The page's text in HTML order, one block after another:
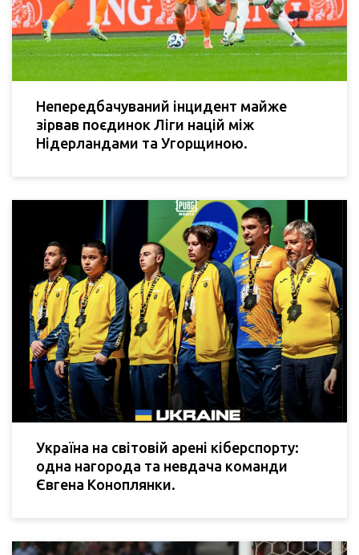
Непередбачуваний інцидент майже
зірвав поєдинок Ліги націй між
Нідерландами та Угорщиною.
Україна на світовій арені кіберспорту:
одна нагорода та невдача команди
Євгена Коноплянки.